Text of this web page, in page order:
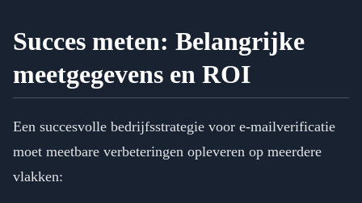
Succes meten: Belangrijke
meetgegevens en ROI
Een succesvolle bedrijfsstrategie voor e-mailverificatie
moet meetbare verbeteringen opleveren op meerdere
vlakken: